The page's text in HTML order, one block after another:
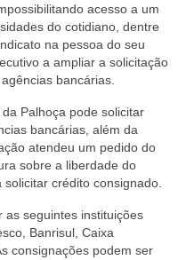
acesso a um
do cotidiano, dentre
na pessoa do seu
a ampliar a solicitação
bancárias.
Palhoça pode solicitar
bancárias, além da
atendeu um pedido do
sobre a liberdade do
crédito consignado.
as seguintes instituições
Banrisul, Caixa
consignações podem ser